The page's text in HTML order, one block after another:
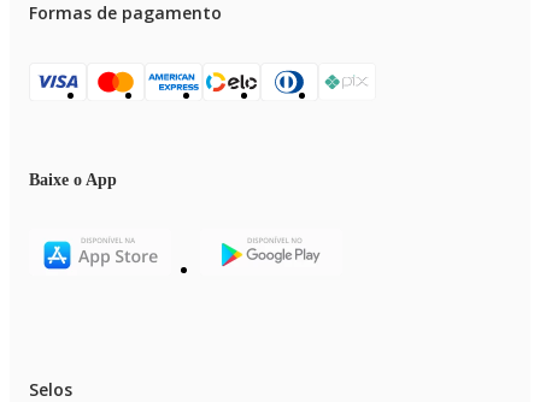
Formas de pagamento
Baixe o App
Selos